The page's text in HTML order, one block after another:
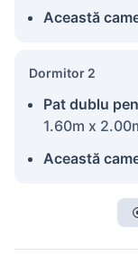
Această
Dormitor 2
Pat dublu
1.60m x
Această